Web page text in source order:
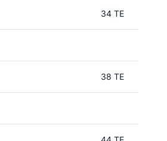
34 TE
38 TE